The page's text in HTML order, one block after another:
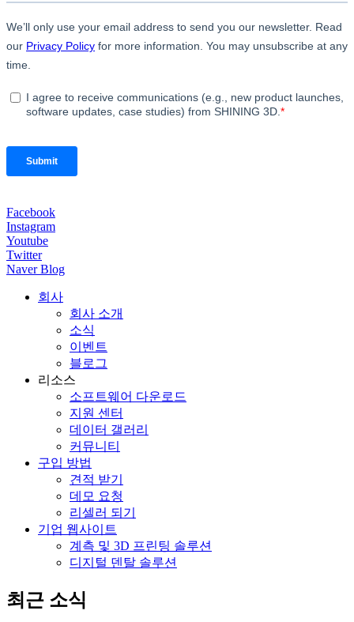
Facebook
Instagram
Youtube
Twitter
Naver Blog
회사
회사 소개
소식
이벤트
블로그
리소스
소프트웨어 다운로드
지원 센터
데이터 갤러리
커뮤니티
구입 방법
견적 받기
데모 요청
리셀러 되기
기업 웹사이트
계측 및 3D 프린팅 솔루션
디지털 덴탈 솔루션
최근 소식